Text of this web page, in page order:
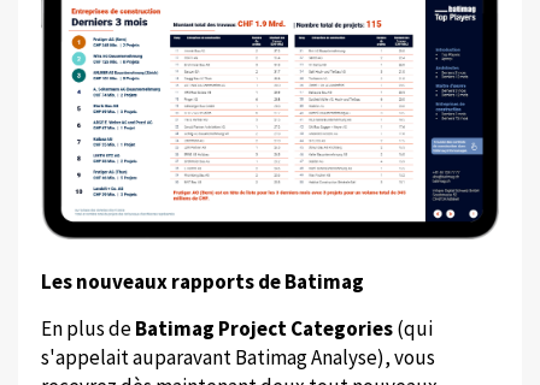
Les nouveaux rapports de Batimag
En plus deBatimag Project Categories(qui
s'appelait auparavant Batimag Analyse), vous